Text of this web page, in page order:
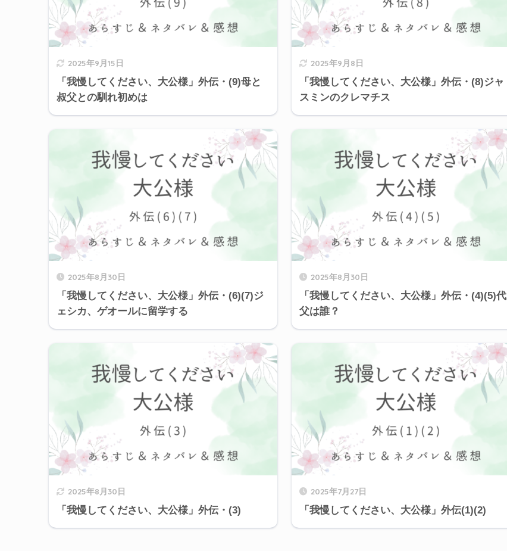
2025年9月15日
「我慢してください、大公様」外伝・(9)母と
叔父との馴れ初めは
2025年9月8日
「我慢してください、大公様」外伝・(8)ジャ
スミンのクレマチス
2025年8月30日
「我慢してください、大公様」外伝・(6)(7)ジ
ェシカ、ゲオールに留学する
2025年8月30日
「我慢してください、大公様」外伝・(4)(5)代
父は誰？
2025年8月30日
「我慢してください、大公様」外伝・(3)
2025年7月27日
「我慢してください、大公様」外伝(1)(2)